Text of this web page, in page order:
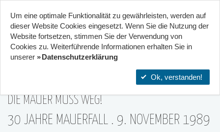
Start Projekte Orte
DIE MAUER MUSS WEG!
30 JAHRE MAUERFALL . 9. NOVEMBER 1989
19
Stadtteilzentrum Gräselberg .
Um eine optimale Funktionalität zu gewährleisten, werden auf
dieser Website Cookies eingesetzt. Wenn Sie die Nutzung der
Website fort­setzen, stimmen Sie der Verwendung von
Cookies zu. Weiterführende Informationen erhalten Sie in
unserer
Datenschutzerklärung
Ok, verstanden!